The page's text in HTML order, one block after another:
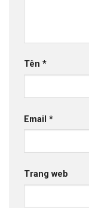
Tên *
Email *
Trang web